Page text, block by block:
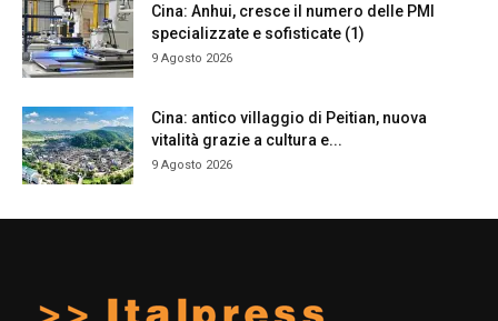
Cina: Anhui, cresce il numero delle PMI
specializzate e sofisticate (1)
9 Agosto 2026
Cina: antico villaggio di Peitian, nuova
vitalità grazie a cultura e...
9 Agosto 2026